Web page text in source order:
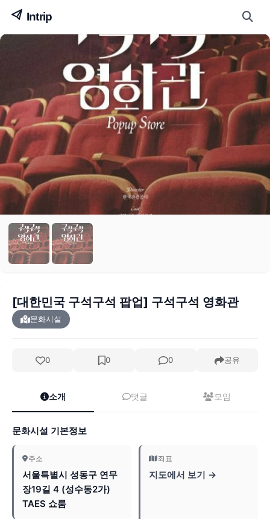
[대한민국 구석구석 팝업] 구석구석 영화관
문화시설
0 0 0 공유
소개 댓글 모임
문화시설 기본정보
주소
서울특별시 성동구 연무
장19길 4 (성수동2가)
TAES 쇼룸
좌표
지도에서 보기 →